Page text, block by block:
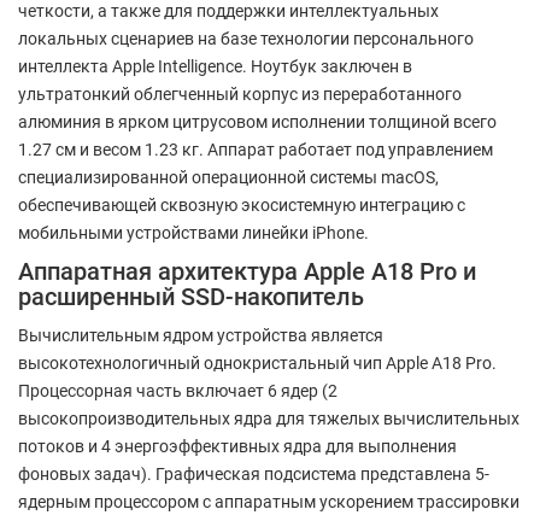
четкости, а также для поддержки интеллектуальных
локальных сценариев на базе технологии персонального
интеллекта Apple Intelligence. Ноутбук заключен в
ультратонкий облегченный корпус из переработанного
алюминия в ярком цитрусовом исполнении толщиной всего
1.27 см и весом 1.23 кг. Аппарат работает под управлением
специализированной операционной системы macOS,
обеспечивающей сквозную экосистемную интеграцию с
мобильными устройствами линейки iPhone.
Аппаратная архитектура Apple A18 Pro и
расширенный SSD-накопитель
Вычислительным ядром устройства является
высокотехнологичный однокристальный чип Apple A18 Pro.
Процессорная часть включает 6 ядер (2
высокопроизводительных ядра для тяжелых вычислительных
потоков и 4 энергоэффективных ядра для выполнения
фоновых задач). Графическая подсистема представлена 5-
ядерным процессором с аппаратным ускорением трассировки